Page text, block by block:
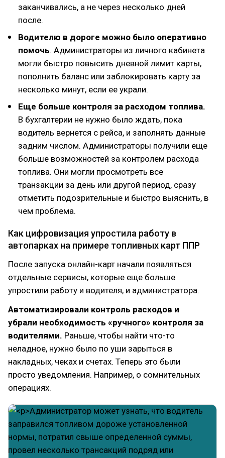
заканчивались, а не через несколько дней
после.
Водителю в дороге можно было оперативно
помочь. Администраторы из личного кабинета
могли быстро повысить дневной лимит карты,
пополнить баланс или заблокировать карту за
несколько минут, если ее украли.
Еще больше контроля за расходом топлива.
В бухгалтерии не нужно было ждать, пока
водитель вернется с рейса, и заполнять данные
задним числом. Администраторы получили еще
больше возможностей за контролем расхода
топлива. Они могли просмотреть все
транзакции за день или другой период, сразу
отметить подозрительные и быстро выяснить, в
чем проблема.
Как цифровизация упростила работу в
автопарках на примере топливных карт ППР
После запуска онлайн-карт начали появляться
отдельные сервисы, которые еще больше
упростили работу и водителя, и администратора.
Автоматизировали контроль расходов и
убрали необходимость «ручного» контроля за
водителями. Раньше, чтобы найти что-то
неладное, нужно было по уши зарыться в
накладных, чеках и счетах. Теперь это были
просто уведомления. Например, о сомнительных
операциях.